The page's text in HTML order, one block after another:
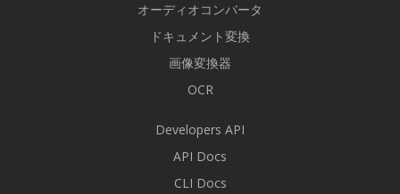
オーディオコンバータ
ドキュメント変換
画像変換器
OCR
Developers API
API Docs
CLI Docs